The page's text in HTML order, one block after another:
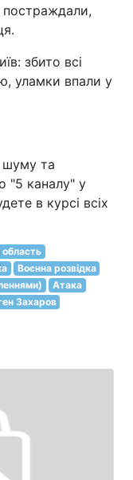
постраждали,
збито всі
уламки впали у
шуму та
"5 каналу" у
в курсі всіх
область
Воєнна розвідка
Атака
Захаров